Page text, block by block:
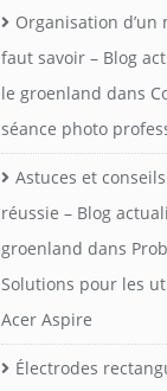
Organisation
faut savoir – Blog
le groenland dans
séance photo
Astuces et
réussie – Blog
groenland dans
Solutions pour les
Acer Aspire
Électrodes